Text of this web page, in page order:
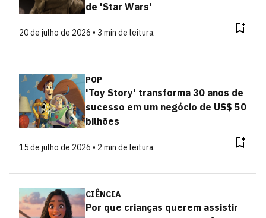
de 'Star Wars'
20 de julho de 2026 • 3 min de leitura
POP
'Toy Story' transforma 30 anos de
sucesso em um negócio de US$ 50
bilhões
15 de julho de 2026 • 2 min de leitura
CIÊNCIA
Por que crianças querem assistir